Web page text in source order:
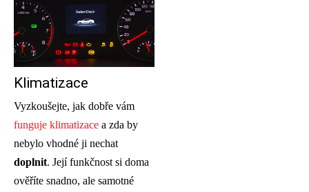
Klimatizace
Vyzkoušejte, jak dobře vám
funguje klimatizace a zda by
nebylo vhodné ji nechat
doplnit. Její funkčnost si doma
ověříte snadno, ale samotné